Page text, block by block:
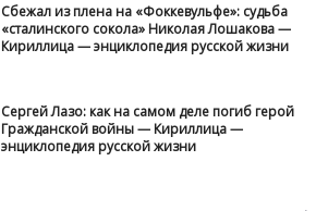
Сбежал из плена на «Фоккевульфе»: судьба
«сталинского сокола» Николая Лошакова —
Кириллица — энциклопедия русской жизни
Сергей Лазо: как на самом деле погиб герой
Гражданской войны — Кириллица —
энциклопедия русской жизни